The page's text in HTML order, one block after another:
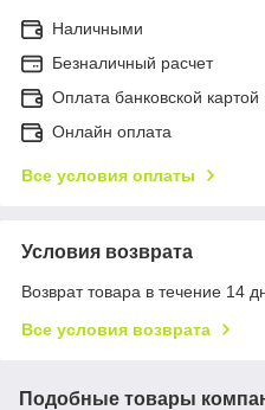
Наличными
Безналичный расчет
Оплата банковской картой
Онлайн оплата
Все условия оплаты
Условия возврата
Возврат товара в течение 14
Все условия возврата
Подобные товары